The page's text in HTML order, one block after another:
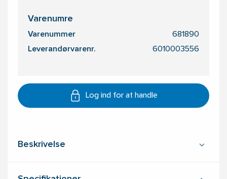
Varenumre
Varenummer 681890
Leverandørvarenr. 6010003556
Log ind for at handle
Beskrivelse